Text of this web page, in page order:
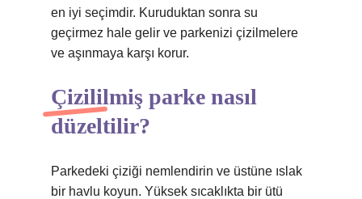
en iyi seçimdir. Kuruduktan sonra su
geçirmez hale gelir ve parkenizi çizilmelere
ve aşınmaya karşı korur.
Çizililmiş parke nasıl
düzeltilir?
Parkedeki çiziği nemlendirin ve üstüne ıslak
bir havlu koyun. Yüksek sıcaklıkta bir ütü